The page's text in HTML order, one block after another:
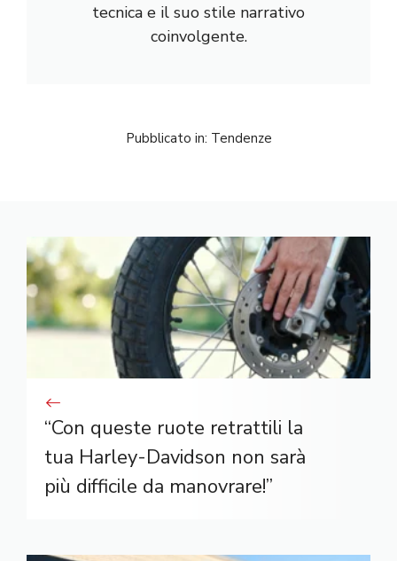
tecnica e il suo stile narrativo
coinvolgente.
Pubblicato in: Tendenze
“Con queste ruote retrattili la
tua Harley-Davidson non sarà
più difficile da manovrare!”